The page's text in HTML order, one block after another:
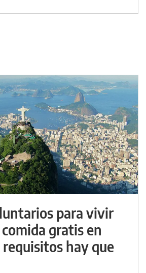
para vivir
gratis en
requisitos hay que